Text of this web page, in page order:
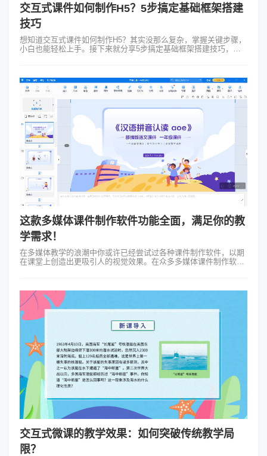
交互式课件如何制作H5？5步搞定基础框架搭建
技巧
想知道交互式课件如何制作H5？其实没那么复杂，掌握关键步骤，
小白也能轻松上手。接下来就分享5步搞定基础框架搭建技巧，助
这款多媒体课件制作软件功能全面，满足你的教
学需求！
在多媒体教学的浪潮中你或许已经尝试过各种课件制作软件，以期
在课堂上创造出更吸引人的视觉效果。在众多多媒体课件制作软件
交互式微课的教学效果：如何突破传统教学局
限？